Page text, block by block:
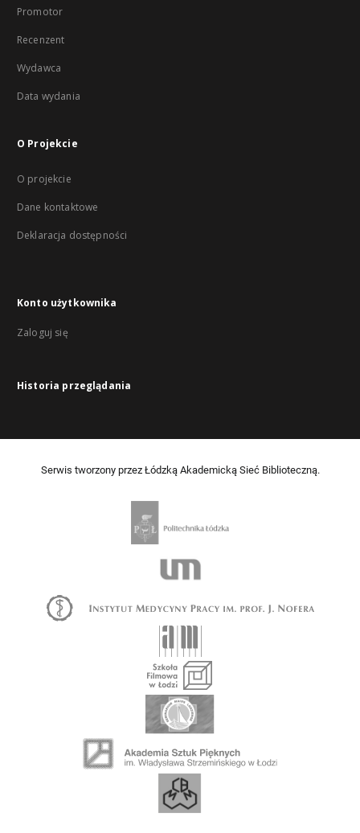
Promotor
Recenzent
Wydawca
Data wydania
O Projekcie
O projekcie
Dane kontaktowe
Deklaracja dostępności
Konto użytkownika
Zaloguj się
Historia przeglądania
Serwis tworzony przez Łódzką Akademicką Sieć Biblioteczną.